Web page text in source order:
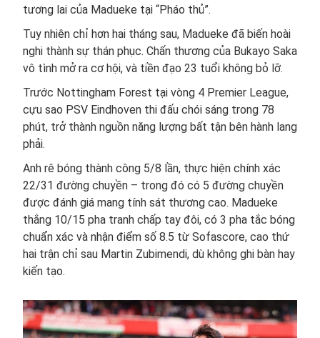
tương lai của Madueke tại “Pháo thủ”.
Tuy nhiên chỉ hơn hai tháng sau, Madueke đã biến hoài
nghi thành sự thán phục. Chấn thương của Bukayo Saka
vô tình mở ra cơ hội, và tiền đạo 23 tuổi không bỏ lỡ.
Trước Nottingham Forest tại vòng 4 Premier League,
cựu sao PSV Eindhoven thi đấu chói sáng trong 78
phút, trở thành nguồn năng lượng bất tận bên hành lang
phải.
Anh rê bóng thành công 5/8 lần, thực hiện chính xác
22/31 đường chuyền – trong đó có 5 đường chuyền
được đánh giá mang tính sát thương cao. Madueke
thắng 10/15 pha tranh chấp tay đôi, có 3 pha tắc bóng
chuẩn xác và nhận điểm số 8.5 từ Sofascore, cao thứ
hai trận chỉ sau Martin Zubimendi, dù không ghi bàn hay
kiến tạo.